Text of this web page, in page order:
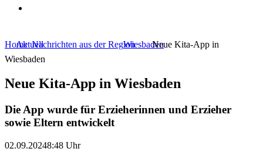
HomeAktuellNachrichten aus der RegionWiesbadenNeue Kita-App in
Wiesbaden
Neue Kita-App in Wiesbaden
Die App wurde für Erzieherinnen und Erzieher
sowie Eltern entwickelt
02.09.20248:48 Uhr